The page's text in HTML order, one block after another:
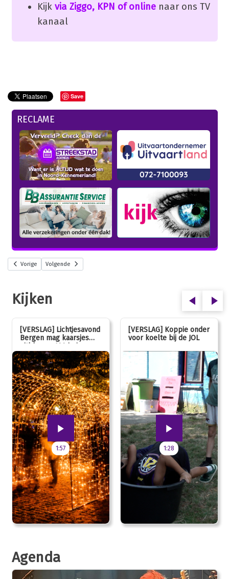
Kijk via Ziggo, KPN of onlinenaar ons TV
kanaal
Save
RECLAME
Vorige Volgende
Kijken
[VERSLAG] Lichtjesavond
Bergen mag kaarsjes
uitblazen: 100 jarig
jubileum!
1:57
[VERSLAG] Koppie onder
voor koelte bij de JOL
1:28
Agenda